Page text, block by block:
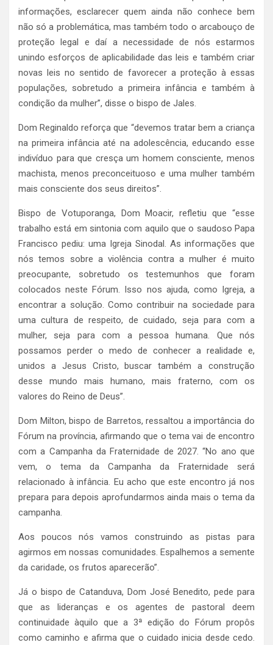
informações, esclarecer quem ainda não conhece bem
não só a problemática, mas também todo o arcabouço de
proteção legal e daí a necessidade de nós estarmos
unindo esforços de aplicabilidade das leis e também criar
novas leis no sentido de favorecer a proteção à essas
populações, sobretudo a primeira infância e também à
condição da mulher”, disse o bispo de Jales.
Dom Reginaldo reforça que “devemos tratar bem a criança
na primeira infância até na adolescência, educando esse
indivíduo para que cresça um homem consciente, menos
machista, menos preconceituoso e uma mulher também
mais consciente dos seus direitos”.
Bispo de Votuporanga, Dom Moacir, refletiu que “esse
trabalho está em sintonia com aquilo que o saudoso Papa
Francisco pediu: uma Igreja Sinodal. As informações que
nós temos sobre a violência contra a mulher é muito
preocupante, sobretudo os testemunhos que foram
colocados neste Fórum. Isso nos ajuda, como Igreja, a
encontrar a solução. Como contribuir na sociedade para
uma cultura de respeito, de cuidado, seja para com a
mulher, seja para com a pessoa humana. Que nós
possamos perder o medo de conhecer a realidade e,
unidos a Jesus Cristo, buscar também a construção
desse mundo mais humano, mais fraterno, com os
valores do Reino de Deus”.
Dom Milton, bispo de Barretos, ressaltou a importância do
Fórum na província, afirmando que o tema vai de encontro
com a Campanha da Fraternidade de 2027. “No ano que
vem, o tema da Campanha da Fraternidade será
relacionado à infância. Eu acho que este encontro já nos
prepara para depois aprofundarmos ainda mais o tema da
campanha.
Aos poucos nós vamos construindo as pistas para
agirmos em nossas comunidades. Espalhemos a semente
da caridade, os frutos aparecerão”.
Já o bispo de Catanduva, Dom José Benedito, pede para
que as lideranças e os agentes de pastoral deem
continuidade àquilo que a 3ª edição do Fórum propôs
como caminho e afirma que o cuidado inicia desde cedo.